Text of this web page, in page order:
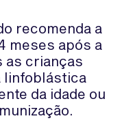
recomenda a
meses após a
as crianças
linfoblástica
da idade ou